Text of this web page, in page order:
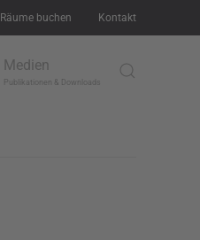
Räume buchen Kontakt
Medien
Publikationen & Downloads